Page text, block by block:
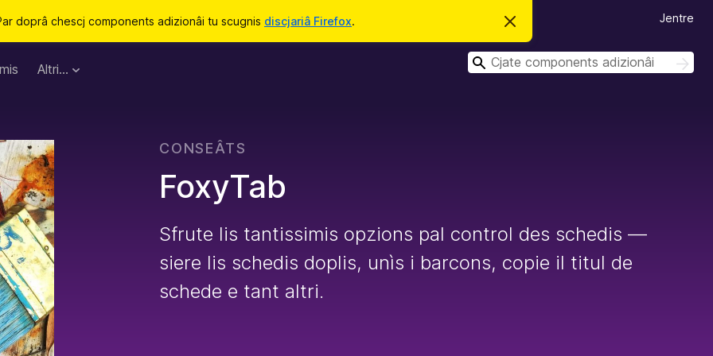
doprâ chescj components adizionâi tu scugnis discjariâ Firefox.
S
e
r
e
Altri…
Jentre
C
C
î
CONSEÂTS
FoxyTab
Sfrute lis tantissimis opzions pal control des schedis —
siere lis schedis doplis, unìs i barcons, copie il titul de
schede e tant altri.